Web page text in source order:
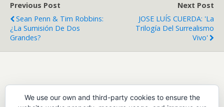
Previous Post
Sean Penn & Tim Robbins:
¿La Sumisión De Dos
Grandes?
Next Post
JOSE LUÍS CUERDA: 'La
Trilogía Del Surrealismo
Vivo'
Leave a Reply
We use our own and third-party cookies to ensure the